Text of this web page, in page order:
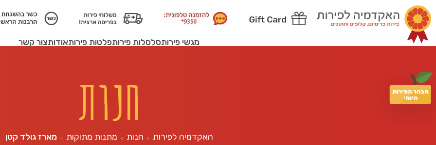
מגשי פירותסלסלות פירותפלטות פירותאודותצור קשר
מבחר הפירות
היומי
חנות
האקדמיה לפירות > חנות > מתנות מתוקות > מארז גולד קטן